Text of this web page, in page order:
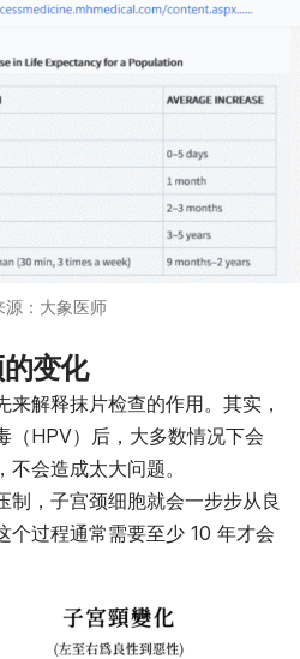
源：大象医师
变化
解释抹片检查的作用。其实，
（HPV）后，大多数情况下会
会造成太大问题。
制，子宫颈细胞就会一步步从良
个过程通常需要至少 10 年才会